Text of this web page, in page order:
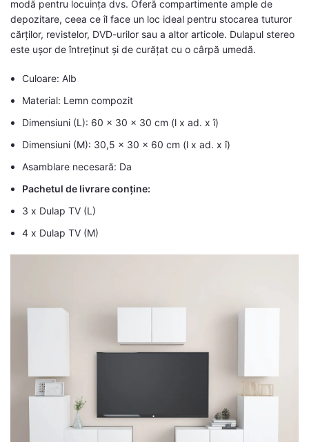
modă pentru locuința dvs. Oferă compartimente ample de
depozitare, ceea ce îl face un loc ideal pentru stocarea tuturor
cărților, revistelor, DVD-urilor sau a altor articole. Dulapul stereo
este ușor de întreținut și de curățat cu o cârpă umedă.
Culoare: Alb
Material: Lemn compozit
Dimensiuni (L): 60 x 30 x 30 cm (l x ad. x î)
Dimensiuni (M): 30,5 x 30 x 60 cm (l x ad. x î)
Asamblare necesară: Da
Pachetul de livrare conține:
3 x Dulap TV (L)
4 x Dulap TV (M)